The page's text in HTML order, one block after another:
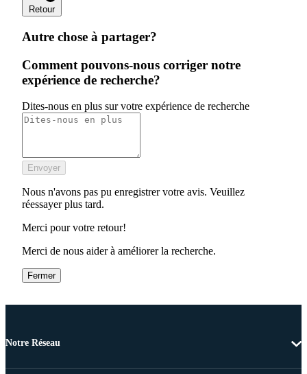
Retour
Autre chose à partager?
Comment pouvons-nous corriger notre
expérience de recherche?
Dites-nous en plus sur votre expérience de recherche
Envoyer
Nous n'avons pas pu enregistrer votre avis. Veuillez
réessayer plus tard.
Merci pour votre retour!
Merci de nous aider à améliorer la recherche.
Fermer
Notre Réseau